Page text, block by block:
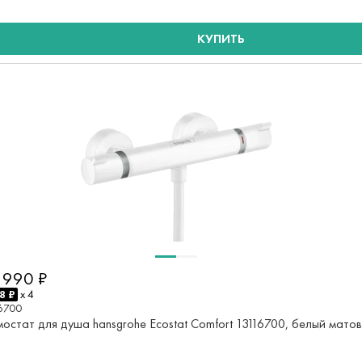
КУПИТЬ
₽
₽ x 4
для душа hansgrohe Ecostat Comfort 13116700, белый